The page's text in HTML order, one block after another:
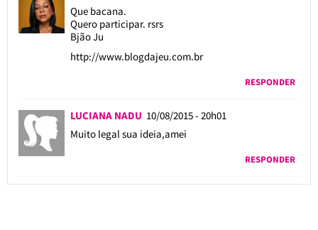
Que bacana.
Quero participar. rsrs
Bjão Ju
http://www.blogdajeu.com.br
RESPONDER
LUCIANA NADU 10/08/2015 - 20h01
Muito legal sua ideia,amei
RESPONDER